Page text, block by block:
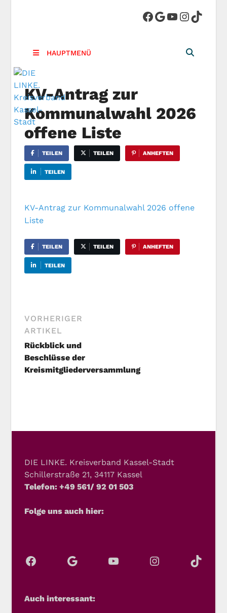
Kreisverband
Kassel-Stadt
HAUPTMENÜ
KV-Antrag zur
Kommunalwahl 2026
offene Liste
TEILEN TEILEN ANHEFTEN
TEILEN
KV-Antrag zur Kommunalwahl 2026 offene
Liste
TEILEN TEILEN ANHEFTEN
TEILEN
VORHERIGER
ARTIKEL
Rückblick und
Beschlüsse der
Kreismitgliederversammlung
DIE LINKE. Kreisverband Kassel-Stadt
Schillerstraße 21, 34117 Kassel
Telefon: +49 561/ 92 01 503
Folge uns auch hier:
Auch interessant: